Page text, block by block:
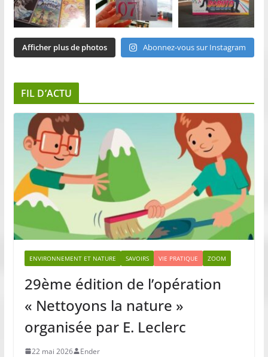
Afficher plus de photos Abonnez-vous sur Instagram
FIL D’ACTU
ENVIRONNEMENT ET NATURE SAVOIRS VIE PRATIQUE ZOOM
29ème édition de l’opération
« Nettoyons la nature »
organisée par E. Leclerc
22 mai 2026 Ender